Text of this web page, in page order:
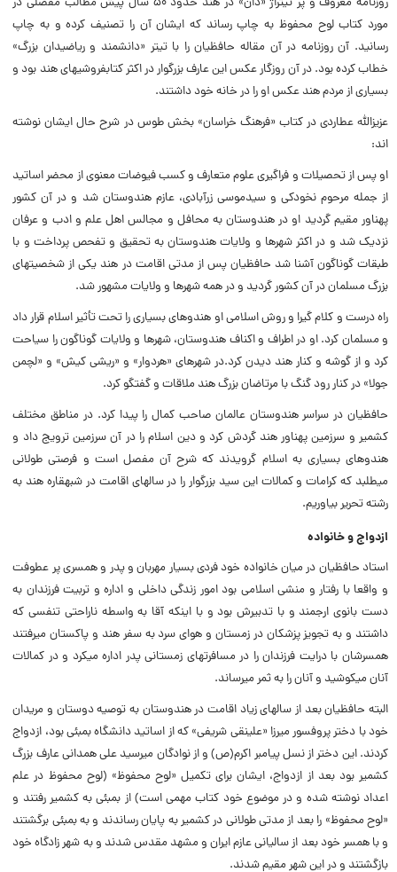
مورد کتاب لوح محفوظ به چاپ رساند که ایشان آن را تصنیف کرده و به چاپ
رسانید. آن روزنامه در آن مقاله حافظیان را با تیتر «دانشمند و ریاضیدان بزرگ»
خطاب کرده بود.در آن روزگار عکس این عارف بزرگوار در اکثر کتابفروشی‏های هند بود و
بسیاری از مردم هند عکس او را در خانه خود داشتند.
عزیزاللّه‏ عطاردی در کتاب «فرهنگ خراسان» بخش طوس در شرح حال ایشان نوشته
‏اند:
او پس از تحصیلات و فراگیری علوم متعارف و کسب فیوضات معنوی از محضر اساتید
از جمله مرحوم نخودکی و سیدموسی زرآبادی، عازم هندوستان شد و در آن کشور
پهناور مقیم گردید او در هندوستان به محافل و مجالس اهل علم و ادب و عرفان
نزدیک شد و در اکثر شهرها و ولایات هندوستان به تحقیق و تفحص پرداخت و با
طبقات گوناگون آشنا شد حافظیان پس از مدتی اقامت در هند یکی از شخصیت‏های
بزرگ مسلمان در آن کشور گردید و در همه شهرها و ولایات مشهور شد.
راه درست و کلام گیرا و روش اسلامی او هندوهای بسیاری را تحت تأثیر اسلام قرار داد
و مسلمان کرد.او در اطراف و اکناف هندوستان، شهرها و ولایات گوناگون را سیاحت
کرد و از گوشه و کنار هند دیدن کرد.در شهرهای «هردوار» و «ریشی کیش» و «لچمن
جولا» در کنار رود گنگ با مرتاضان بزرگ هند ملاقات و گفتگو کرد.
حافظیان در سراسر هندوستان عالمان صاحب کمال را پیدا کرد. در مناطق مختلف
کشمیر و سرزمین پهناور هند گردش کرد و دین اسلام را در آن سرزمین ترویج داد و
هندوهای بسیاری به اسلام گرویدند که شرح آن مفصل است و فرصتی طولانی
می‏طلبد که کرامات و کمالات این سید بزرگوار را در سال‏های اقامت در شبه‏قاره هند به
رشته تحریر بیاوریم.
ازدواج و خانواده
استاد حافظیان در میان خانواده خود فردی بسیار مهربان و پدر و همسری پر عطوفت
و واقعا با رفتار و منشی اسلامی بود امور زندگی داخلی و اداره و تربیت فرزندان به
دست بانوی ارجمند و با تدبیرش بود و با اینکه آقا به واسطه ناراحتی تنفسی که
داشتند و به تجویز پزشکان در زمستان و هوای سرد به سفر هند و پاکستان می‏رفتند
همسرشان با درایت فرزندان را در مسافرت‏های زمستانی پدر اداره می‏کرد و در کمالات
آنان می‏کوشید و آنان را به ثمر می‏رساند.
البته حافظیان بعد از سال‏های زیاد اقامت در هندوستان به توصیه دوستان و مریدان
خود با دختر پروفسور میرزا «علی‏نقی شریفی» که از اساتید دانشگاه بمبئی بود، ازدواج
کردند. این دختر از نسل پیامبر اکرم(ص) و از نوادگان میرسید علی همدانی عارف بزرگ
کشمیر بود بعد از ازدواج، ایشان برای تکمیل «لوح محفوظ» (لوح محفوظ در علم
اعداد نوشته شده و در موضوع خود کتاب مهمی است) از بمبئی به کشمیر رفتند و
«لوح محفوظ» را بعد از مدتی طولانی در کشمیر به پایان رساندند و به بمبئی برگشتند
و با همسر خود بعد از سالیانی عازم ایران و مشهد مقدس شدند و به شهر زادگاه خود
بازگشتند و در این شهر مقیم شدند.